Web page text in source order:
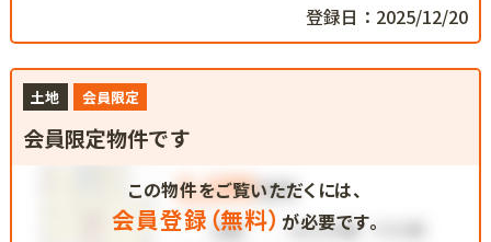
登録日：2025/12/20
土地 会員限定
会員限定物件です
この物件をご覧いただくには、
会員登録（無料） が必要です。